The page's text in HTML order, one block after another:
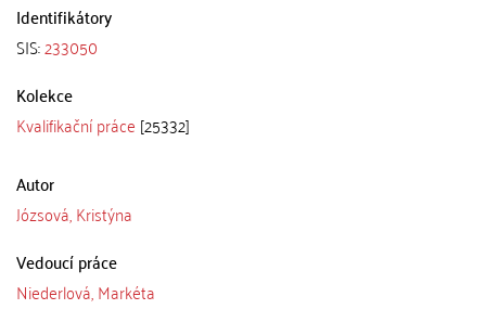
Identifikátory
SIS:233050
Kolekce
Kvalifikační práce [25332]
Autor
Józsová, Kristýna
Vedoucí práce
Niederlová, Markéta